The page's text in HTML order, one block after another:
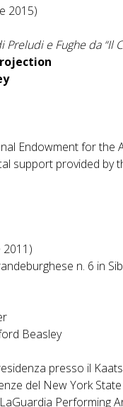
2015)
Preludi e Fughe da “Il
Endowment for the
support provided
2011)
n. 6 in
Beasley
presso il
del New York
Performing